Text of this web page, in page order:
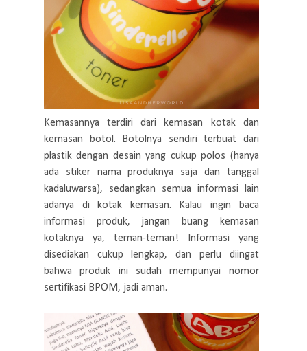
Kemasannya terdiri dari kemasan kotak dan
kemasan botol. Botolnya sendiri terbuat dari
plastik dengan desain yang cukup polos (hanya
ada stiker nama produknya saja dan tanggal
kadaluwarsa), sedangkan semua informasi lain
adanya di kotak kemasan. Kalau ingin baca
informasi produk, jangan buang kemasan
kotaknya ya, teman-teman! Informasi yang
disediakan cukup lengkap, dan perlu diingat
bahwa produk ini sudah mempunyai nomor
sertifikasi BPOM, jadi aman.